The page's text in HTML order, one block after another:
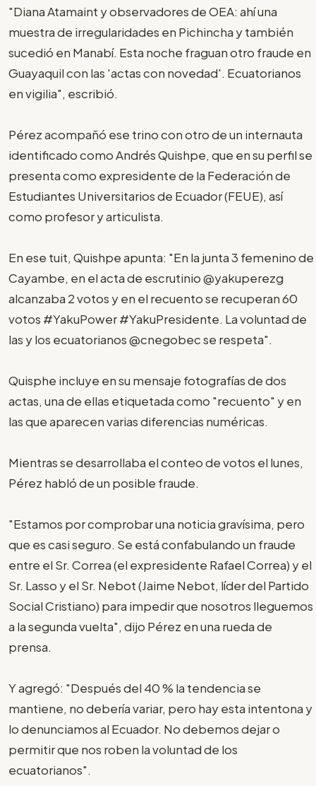
"Diana Atamaint y observadores de OEA: ahí una
muestra de irregularidades en Pichincha y también
sucedió en Manabí. Esta noche fraguan otro fraude en
Guayaquil con las 'actas con novedad'. Ecuatorianos
en vigilia", escribió.
Pérez acompañó ese trino con otro de un internauta
identificado como Andrés Quishpe, que en su perfil se
presenta como expresidente de la Federación de
Estudiantes Universitarios de Ecuador (FEUE), así
como profesor y articulista.
En ese tuit, Quishpe apunta: "En la junta 3 femenino de
Cayambe, en el acta de escrutinio @yakuperezg
alcanzaba 2 votos y en el recuento se recuperan 60
votos #YakuPower #YakuPresidente. La voluntad de
las y los ecuatorianos @cnegobec se respeta".
Quisphe incluye en su mensaje fotografías de dos
actas, una de ellas etiquetada como "recuento" y en
las que aparecen varias diferencias numéricas.
Mientras se desarrollaba el conteo de votos el lunes,
Pérez habló de un posible fraude.
"Estamos por comprobar una noticia gravísima, pero
que es casi seguro. Se está confabulando un fraude
entre el Sr. Correa (el expresidente Rafael Correa) y el
Sr. Lasso y el Sr. Nebot (Jaime Nebot, líder del Partido
Social Cristiano) para impedir que nosotros lleguemos
a la segunda vuelta", dijo Pérez en una rueda de
prensa.
Y agregó: "Después del 40 % la tendencia se
mantiene, no debería variar, pero hay esta intentona y
lo denunciamos al Ecuador. No debemos dejar o
permitir que nos roben la voluntad de los
ecuatorianos".